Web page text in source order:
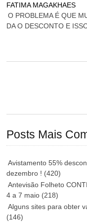
FATIMA MAGAKHAES
O PROBLEMA É QUE
DA O DESCONTO E
Posts Mais
Avistamento 55%
dezembro ! (420)
Antevisão Folheto
4 a 7 maio (218)
Alguns sites para obter
(146)